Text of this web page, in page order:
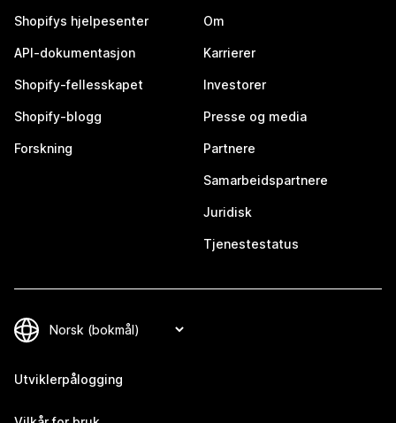
Shopifys hjelpesenter
API-dokumentasjon
Shopify-fellesskapet
Shopify-blogg
Forskning
Om
Karrierer
Investorer
Presse og media
Partnere
Samarbeidspartnere
Juridisk
Tjenestestatus
Utviklerpålogging